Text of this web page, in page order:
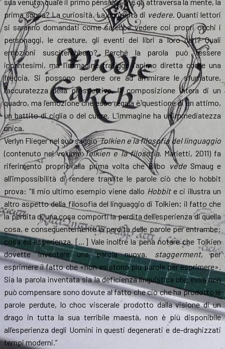
prima scusa? La curiosità. La curiosità di vedere. Quanti lettori
si saranno domandati come sarebbe vedere coi propri occhi i
personaggi, le creature, gli eventi dei libri a loro cari? Quali
emozioni susciterebbero? Perché la parola può tessere
incantesimi, ma l’immagine trafigge l’animo diretta come una
freccia. Si possono perdere ore ad ammirare le sfumature,
l’accuratezza della prospettiva, la composizione intera di un
quadro, ma l’emozione che esso regala è questione di un attimo,
un battito di ciglia o del cuore. L’immagine ha un’immediatezza
unica.
Verlyn Flieger nel suo saggioTolkien e la filosofia del linguaggio
(contenuto nel volumeTolkien e la filosofia, Marietti, 2011) fa
riferimento proprio alla prima volta che Bilbo vedeSmaug e
all’impossibilità di rendere tramite le parole ciò che lo hobbit
prova: “Il mio ultimo esempio viene dallo Hobbite ci illustra un
altro aspetto della filosofia del linguaggio di Tolkien; il fatto che
la perdita di una cosa comporti la perdita dell’esperienza di quella
cosa, e conseguentemente la perdita delle parole per entrambe:
cosa ed esperienza. […] Vale inoltre la pena notare che Tolkien
dovette inventare una parola nuova, staggerment, per
esprimere il fatto che «non esistono più parole per esprimere».
Sia la parola inventata sia la deficienza linguistica che essa non
può compensare sono dovute al fatto che ciò che ha prodotto le
parole perdute, lo choc viscerale prodotto dalla visione di un
drago in tutta la sua terribile maestà, non è più disponibile
all’esperienza degli Uomini in questi degenerati e de-draghizzati
tempi moderni.”